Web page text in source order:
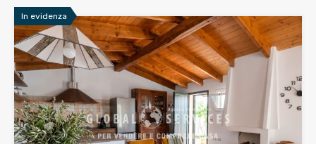
In evidenza